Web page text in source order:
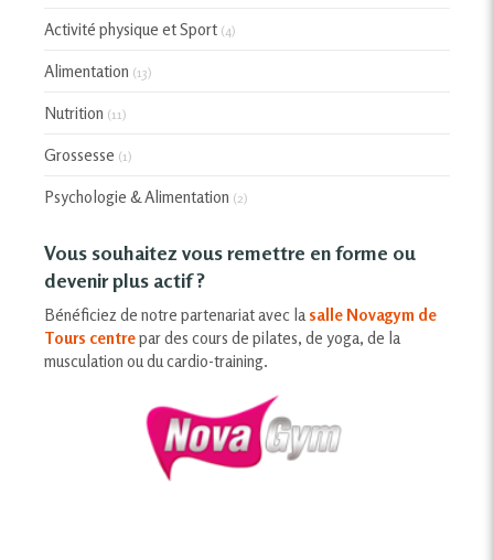
Activité physique et Sport (4)
Alimentation (13)
Nutrition (11)
Grossesse (1)
Psychologie & Alimentation (2)
Vous souhaitez vous remettre en forme ou
devenir plus actif ?
Bénéficiez de notre partenariat avec lasalle Novagym de
Tours centrepar des cours de pilates, de yoga, de la
musculation ou du cardio-training.